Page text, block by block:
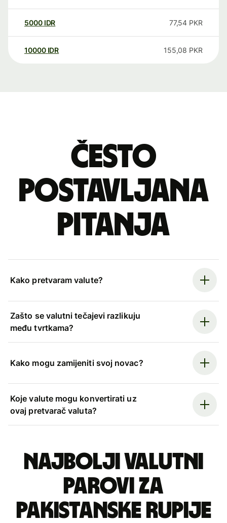
5000 IDR 77,54 PKR
10000 IDR 155,08 PKR
Često
postavljana
pitanja
Kako pretvaram valute?
Zašto se valutni tečajevi razlikuju
među tvrtkama?
Kako mogu zamijeniti svoj novac?
Koje valute mogu konvertirati uz
ovaj pretvarač valuta?
Najbolji valutni
parovi za
pakistanske rupije